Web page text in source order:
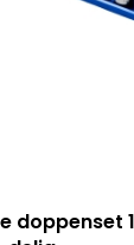
doppenset